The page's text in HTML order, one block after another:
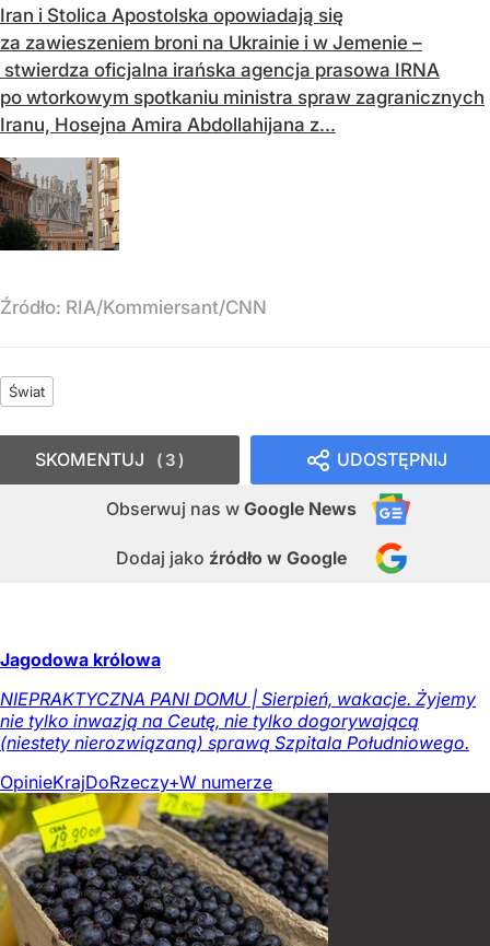
Iran i Stolica Apostolska opowiadają się
za zawieszeniem broni na Ukrainie i w Jemenie –
stwierdza oficjalna irańska agencja prasowa IRNA
po wtorkowym spotkaniu ministra spraw zagranicznych
Iranu, Hosejna Amira Abdollahijana z...
Źródło: RIA/Kommiersant/CNN
Świat
UDOSTĘPNIJ
Obserwuj nas w Google News
Dodaj jako źródło w Google
SKOMENTUJ 3
Jagodowa królowa
NIEPRAKTYCZNA PANI DOMU | Sierpień, wakacje. Żyjemy
nie tylko inwazją na Ceutę, nie tylko dogorywającą
(niestety nierozwiązaną) sprawą Szpitala Południowego.
OpinieKrajDoRzeczy+W numerze